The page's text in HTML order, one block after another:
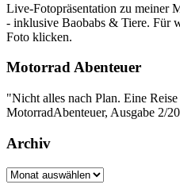
Live-Fotopräsentation zu meiner
- inklusive Baobabs & Tiere. Für
Foto klicken.
Motorrad Abenteuer
"Nicht alles nach Plan. Eine
MotorradAbenteuer, Ausgabe 2/
Archiv
Archiv